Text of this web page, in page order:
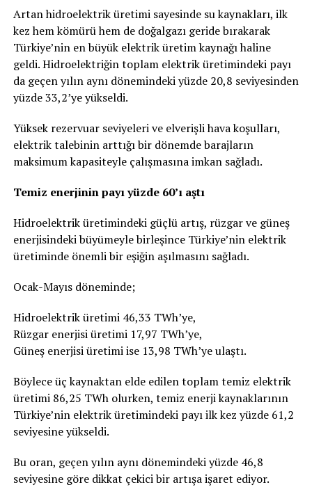
Artan hidroelektrik üretimi sayesinde su kaynakları, ilk
kez hem kömürü hem de doğalgazı geride bırakarak
Türkiye’nin en büyük elektrik üretim kaynağı haline
geldi. Hidroelektriğin toplam elektrik üretimindeki payı
da geçen yılın aynı dönemindeki yüzde 20,8 seviyesinden
yüzde 33,2’ye yükseldi.
Yüksek rezervuar seviyeleri ve elverişli hava koşulları,
elektrik talebinin arttığı bir dönemde barajların
maksimum kapasiteyle çalışmasına imkan sağladı.
Temiz enerjinin payı yüzde 60’ı aştı
Hidroelektrik üretimindeki güçlü artış, rüzgar ve güneş
enerjisindeki büyümeyle birleşince Türkiye’nin elektrik
üretiminde önemli bir eşiğin aşılmasını sağladı.
Ocak-Mayıs döneminde;
Hidroelektrik üretimi 46,33 TWh’ye,
Rüzgar enerjisi üretimi 17,97 TWh’ye,
Güneş enerjisi üretimi ise 13,98 TWh’ye ulaştı.
Böylece üç kaynaktan elde edilen toplam temiz elektrik
üretimi 86,25 TWh olurken, temiz enerji kaynaklarının
Türkiye’nin elektrik üretimindeki payı ilk kez yüzde 61,2
seviyesine yükseldi.
Bu oran, geçen yılın aynı dönemindeki yüzde 46,8
seviyesine göre dikkat çekici bir artışa işaret ediyor.